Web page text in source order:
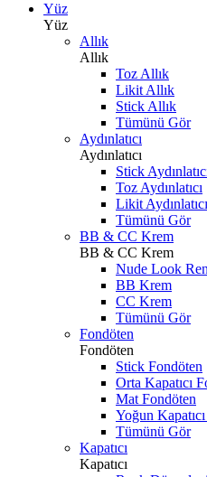
Yüz
Yüz
Allık
Allık
Toz Allık
Likit Allık
Stick Allık
Tümünü Gör
Aydınlatıcı
Aydınlatıcı
Stick
Toz Aydınlatıcı
Likit Aydınlatıcı
Tümünü Gör
BB & CC Krem
BB & CC Krem
Nude Look
BB Krem
CC Krem
Tümünü Gör
Fondöten
Fondöten
Stick Fondöten
Orta Kapatıcı
Mat Fondöten
Yoğun
Tümünü Gör
Kapatıcı
Kapatıcı